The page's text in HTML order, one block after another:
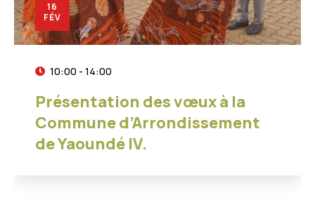
16
FÉV
10:00 - 14:00
Présentation des vœux à la
Commune d’Arrondissement
de Yaoundé IV.